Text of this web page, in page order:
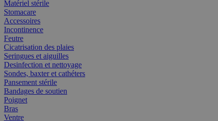
Matériel stérile
Stomacare
Accessoires
Incontinence
Feutre
Cicatrisation des plaies
Seringues et aiguilles
Desinfection et nettoyage
Sondes, baxter et cathéters
Pansement stérile
Bandages de soutien
Poignet
Bras
Ventre